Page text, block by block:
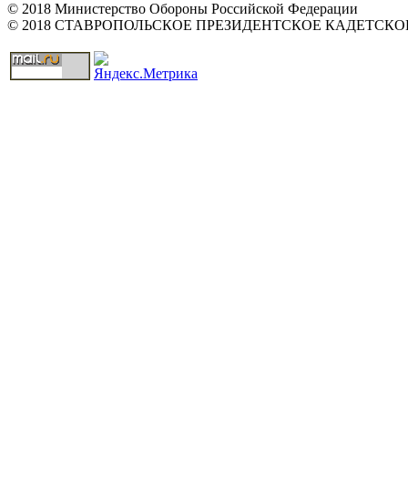
© 2018 Министерство Обороны Российской Федерации
© 2018 СТАВРОПОЛЬСКОЕ ПРЕЗИДЕНТСКОЕ